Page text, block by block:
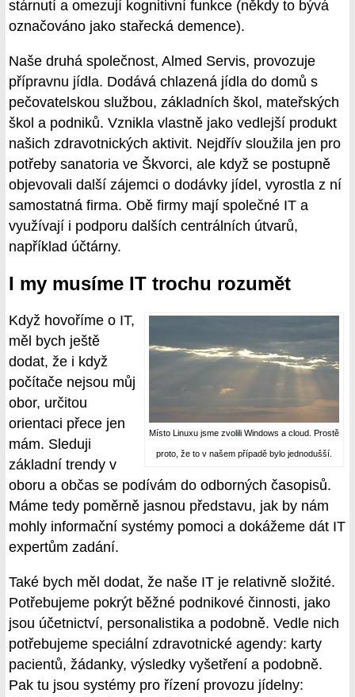
stárnutí a omezují kognitivní funkce (někdy to bývá
označováno jako stařecká demence).
Naše druhá společnost, Almed Servis, provozuje
přípravnu jídla. Dodává chlazená jídla do domů s
pečovatelskou službou, základních škol, mateřských
škol a podniků. Vznikla vlastně jako vedlejší produkt
našich zdravotnických aktivit. Nejdřív sloužila jen pro
potřeby sanatoria ve Škvorci, ale když se postupně
objevovali další zájemci o dodávky jídel, vyrostla z ní
samostatná firma. Obě firmy mají společné IT a
využívají i podporu dalších centrálních útvarů,
například účtárny.
I my musíme IT trochu rozumět
Místo Linuxu jsme zvolili Windows a cloud. Prostě
proto, že to v našem případě bylo jednodušší.
Když hovoříme o IT,
měl bych ještě
dodat, že i když
počítače nejsou můj
obor, určitou
orientaci přece jen
mám. Sleduji
základní trendy v
oboru a občas se podívám do odborných časopisů.
Máme tedy poměrně jasnou představu, jak by nám
mohly informační systémy pomoci a dokážeme dát IT
expertům zadání.
Také bych měl dodat, že naše IT je relativně složité.
Potřebujeme pokrýt běžné podnikové činnosti, jako
jsou účetnictví, personalistika a podobně. Vedle nich
potřebujeme speciální zdravotnické agendy: karty
pacientů, žádanky, výsledky vyšetření a podobně.
Pak tu jsou systémy pro řízení provozu jídelny: